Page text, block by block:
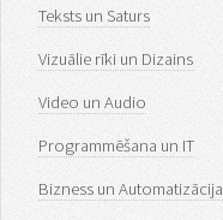
Teksts un Saturs
Vizuālie rīki un Dizains
Video un Audio
Programmēšana un IT
Bizness un Automatizācija